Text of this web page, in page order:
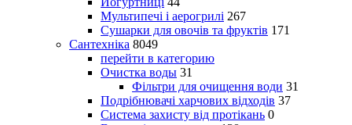
Мультипечі і аерогрилі 267
Сушарки для овочів та фруктів 171
Сантехніка 8049
перейти в категорию
Очистка воды 31
Фільтри для очищення води 31
Подрібнювачі харчових відходів 37
Система захисту від протікань 0